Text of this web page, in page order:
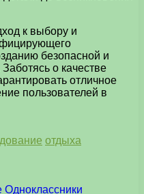
к выбору и
безопасной и
о качестве
отличное
пользователей в
отдыха
Одноклассники